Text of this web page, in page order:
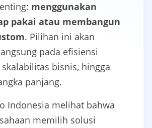
menggunakan
pakai atau membangun
. Pilihan ini akan
pada efisiensi
bisnis, hingga
panjang.
Indonesia melihat bahwa
memilih solusi